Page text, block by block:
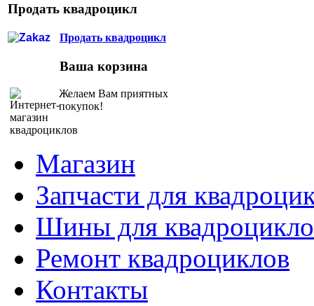
Продать квадроцикл
Продать квадроцикл
Ваша корзина
Желаем Вам приятных
покупок!
Магазин
Запчасти для
Шины для
Ремонт квадроциклов
Контакты